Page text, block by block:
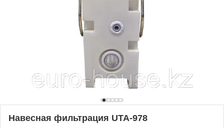
Навесная фильтрация UTA-978